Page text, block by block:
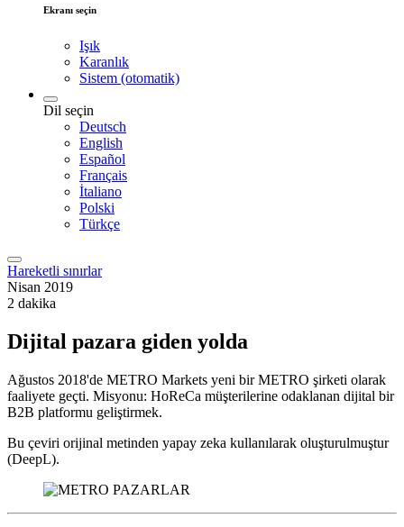
Ekranı seçin
Işık
Karanlık
Sistem (otomatik)
Dil seçin
Deutsch
English
Español
Français
İtaliano
Polski
Türkçe
Hareketli sınırlar
Nisan 2019
2 dakika
Dijital pazara giden yolda
Ağustos 2018'de METRO Markets yeni bir METRO şirketi olarak
faaliyete geçti. Misyonu: HoReCa müşterilerine odaklanan dijital bir
B2B platformu geliştirmek.
Bu çeviri orijinal metinden yapay zeka kullanılarak oluşturulmuştur
(DeepL).